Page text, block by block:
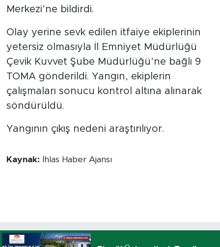
Merkezi’ne bildirdi.
Olay yerine sevk edilen itfaiye ekiplerinin
yetersiz olmasıyla İl Emniyet Müdürlüğü
Çevik Kuvvet Şube Müdürlüğü’ne bağlı 9
TOMA gönderildi. Yangın, ekiplerin
çalışmaları sonucu kontrol altına alınarak
söndürüldü.
Yangının çıkış nedeni araştırılıyor.
Kaynak: İhlas Haber Ajansı